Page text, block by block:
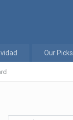
Our Picks